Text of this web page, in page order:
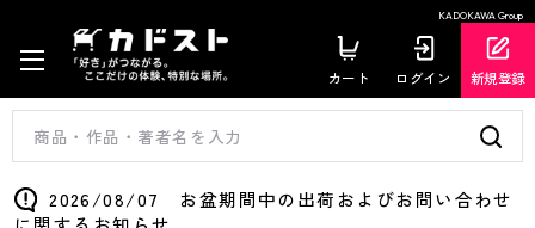
KADOKAWA Group
カート ログイン 新規登録
2026/08/07 お盆期間中の出荷およびお問い合わせ